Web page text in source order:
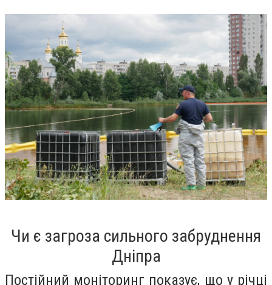
Чи є загроза сильного забруднення
Дніпра
Постійний моніторинг показує, що у річці